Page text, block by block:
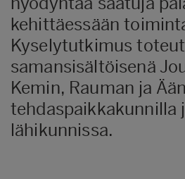
kehittäessään
Kyselytutkimus
samansisältöisenä
Kemin, Rauman ja
tehdaspaikkakunnilla
lähikunnissa.